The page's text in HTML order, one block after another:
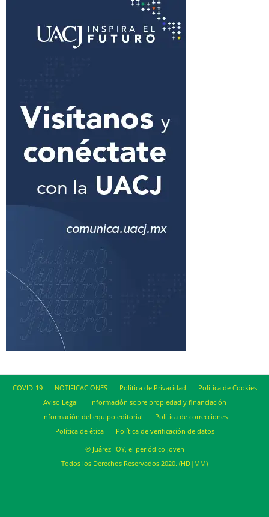
COVID-19 NOTIFICACIONES Política de Privacidad
Política de Cookies
Aviso Legal
Información sobre propiedad y financiación
Información del equipo editorial
Política de correcciones
Política de ética
Política de verificación de datos
© JuárezHOY, el periódico joven
Todos los Derechos Reservados 2020. (HD|MM)